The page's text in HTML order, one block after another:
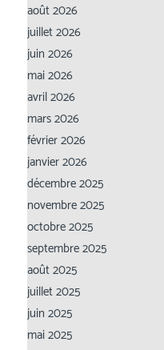
août 2026
juillet 2026
juin 2026
mai 2026
avril 2026
mars 2026
février 2026
janvier 2026
décembre 2025
novembre 2025
octobre 2025
septembre 2025
août 2025
juillet 2025
juin 2025
mai 2025